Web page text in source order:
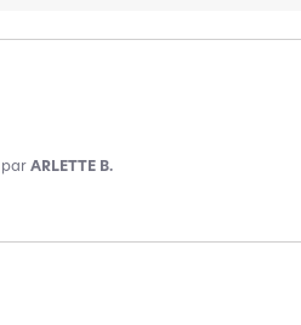
parARLETTE B.